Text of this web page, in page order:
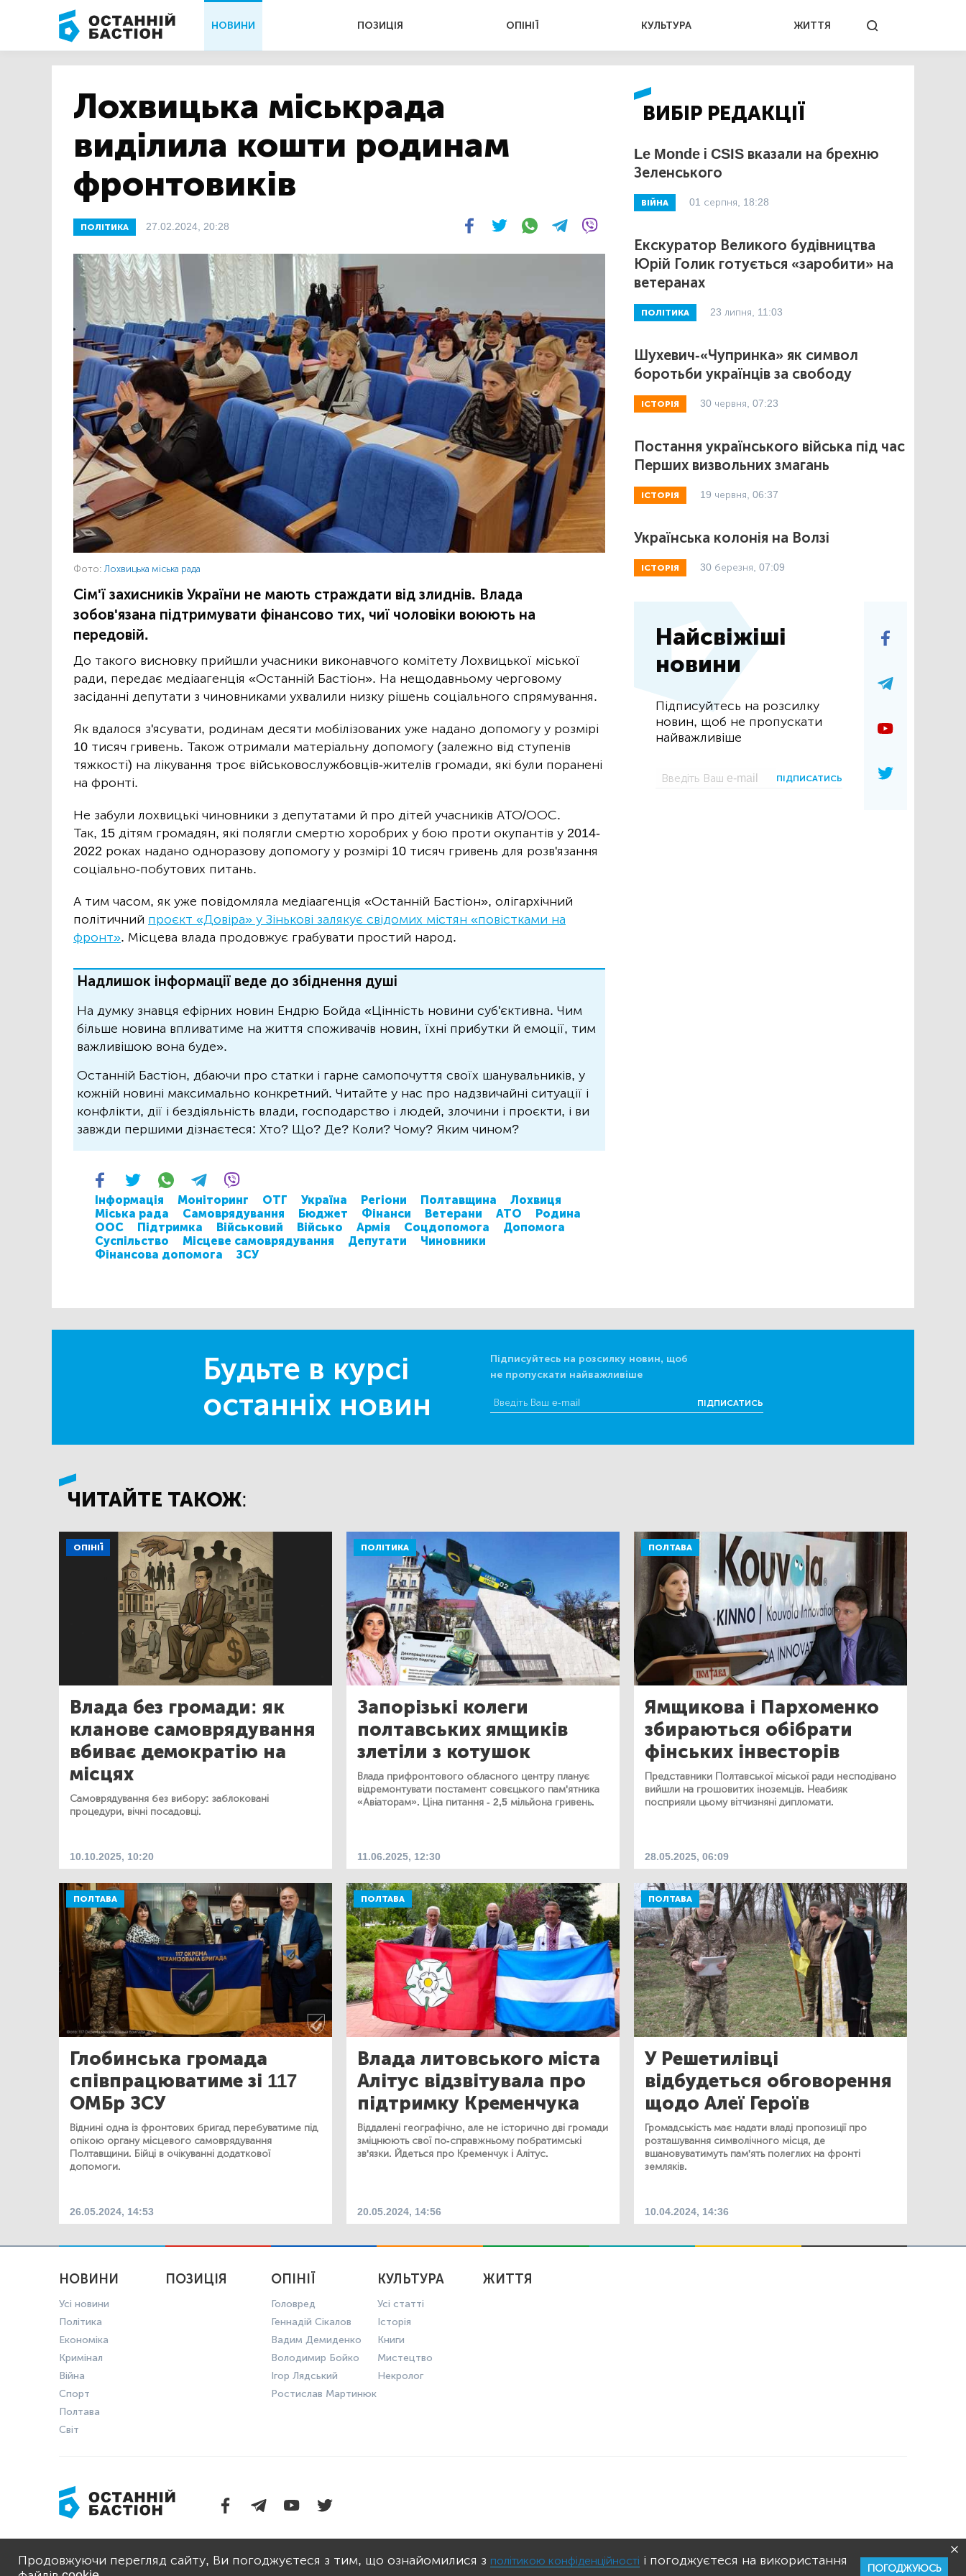
НОВИНИ ПОЗИЦІЯ ОПІНІЇ КУЛЬТУРА ЖИТТЯ
Лохвицька міськрада
виділила кошти родинам
фронтовиків
ПОЛІТИКА 27.02.2024, 20:28
Фото:Лохвицька міська рада
Сім'ї захисників України не мають страждати від злиднів. Влада
зобов'язана підтримувати фінансово тих, чиї чоловіки воюють на
передовій.
До такого висновку прийшли учасники виконавчого комітету Лохвицької міської
ради, передає медіаагенція «Останній Бастіон». На нещодавньому черговому
засіданні депутати з чиновниками ухвалили низку рішень соціального спрямування.
Як вдалося з'ясувати, родинам десяти мобілізованих уже надано допомогу у розмірі
10 тисяч гривень. Також отримали матеріальну допомогу (залежно від ступенів
тяжкості) на лікування троє військовослужбовців-жителів громади, які були поранені
на фронті.
Не забули лохвицькі чиновники з депутатами й про дітей учасників АТО/ООС.
Так, 15 дітям громадян, які полягли смертю хоробрих у бою проти окупантів у 2014-
2022 роках надано одноразову допомогу у розмірі 10 тисяч гривень для розв'язання
соціально-побутових питань.
А тим часом, як уже повідомляла медіаагенція «Останній Бастіон», олігархічний
політичний проєкт «Довіра» у Зінькові залякує свідомих містян «повістками на
фронт». Місцева влада продовжує грабувати простий народ.
Надлишок інформації веде до збіднення душі
На думку знавця ефірних новин Ендрю Бойда «Цінність новини суб'єктивна. Чим
більше новина впливатиме на життя споживачів новин, їхні прибутки й емоції, тим
важливішою вона буде».
Останній Бастіон, дбаючи про статки і гарне самопочуття своїх шанувальників, у
кожній новині максимально конкретний. Читайте у нас про надзвичайні ситуації і
конфлікти, дії і бездіяльність влади, господарство і людей, злочини і проєкти, і ви
завжди першими дізнаєтеся: Хто? Що? Де? Коли? Чому? Яким чином?
Інформація Моніторинг ОТГ Україна Регіони Полтавщина
Лохвиця
Міська рада
Самоврядування Бюджет Фінанси Ветерани АТО
Родина
ООС
Підтримка Військовий Військо Армія Соцдопомога
Допомога
Суспільство
Місцеве самоврядування Депутати
Чиновники
Фінансова допомога
ЗСУ
ВИБІР РЕДАКЦІЇ
Le Monde і CSIS вказали на брехню
Зеленського
ВІЙНА 01 серпня, 18:28
Екскуратор Великого будівництва
Юрій Голик готується «заробити» на
ветеранах
ПОЛІТИКА 23 липня, 11:03
Шухевич-«Чупринка» як символ
боротьби українців за свободу
ІСТОРІЯ 30 червня, 07:23
Постання українського війська під час
Перших визвольних змагань
ІСТОРІЯ 19 червня, 06:37
Українська колонія на Волзі
ІСТОРІЯ 30 березня, 07:09
Найсвіжіші
новини
Підписуйтесь на розсилку
новин, щоб не пропускати
найважливіше
ПІДПИСАТИСЬ
Будьте в курсі
останніх новин
Підписуйтесь на розсилку новин, щоб
не пропускати найважливіше
ПІДПИСАТИСЬ
ЧИТАЙТЕ ТАКОЖ:
ОПІНІЇ
Влада без громади: як
кланове самоврядування
вбиває демократію на
місцях
Самоврядування без вибору: заблоковані
процедури, вічні посадовці.
10.10.2025, 10:20
ПОЛІТИКА
Запорізькі колеги
полтавських ямщиків
злетіли з котушок
Влада прифронтового обласного центру планує
відремонтувати постамент совєцького пам'ятника
«Авіаторам». Ціна питання - 2,5 мільйона гривень.
11.06.2025, 12:30
ПОЛТАВА
Ямщикова і Пархоменко
збираються обібрати
фінських інвесторів
Представники Полтавської міської ради несподівано
вийшли на грошовитих іноземців. Неабияк
посприяли цьому вітчизняні дипломати.
28.05.2025, 06:09
ПОЛТАВА
Глобинська громада
співпрацюватиме зі 117
ОМБр ЗСУ
Віднині одна із фронтових бригад перебуватиме під
опікою органу місцевого самоврядування
Полтавщини. Бійці в очікуванні додаткової
допомоги.
26.05.2024, 14:53
ПОЛТАВА
Влада литовського міста
Алітус відзвітувала про
підтримку Кременчука
Віддалені географічно, але не історично дві громади
зміцнюють свої по-справжньому побратимські
зв'язки. Йдеться про Кременчук і Алітус.
20.05.2024, 14:56
ПОЛТАВА
У Решетилівці
відбудеться обговорення
щодо Алеї Героїв
Громадськість має надати владі пропозиції про
розташування символічного місця, де
вшановуватимуть пам'ять полеглих на фронті
земляків.
10.04.2024, 14:36
НОВИНИ
Усі новини
Політика
Економіка
Кримінал
Війна
Спорт
Полтава
Світ
ПОЗИЦІЯ ОПІНІЇ
Головред
Геннадій Сікалов
Вадим Демиденко
Володимир Бойко
Ігор Лядський
Ростислав Мартинюк
КУЛЬТУРА
Усі статті
Історія
Книги
Мистецтво
Некролог
ЖИТТЯ
ПОЛІТИКА КОНФІДЕНЦІЙНОСТІ ПРАВИЛА КОРИСТУВАННЯ
Продовжуючи перегляд сайту, Ви погоджуєтеся з тим, що ознайомилися з політикою конфіденційності і погоджуєтеся на використання
ПОГОДЖУЮСЬ